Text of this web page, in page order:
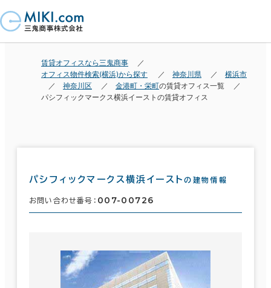
賃貸オフィスなら三鬼商事
オフィス物件検索(横浜)から探す
神奈川県
横浜市
神奈川区
金港町・栄町の賃貸オフィス一覧
パシフィックマークス横浜イーストの賃貸オフィス
パシフィックマークス横浜イーストの建物情報
お問い合わせ番号： 007-00726